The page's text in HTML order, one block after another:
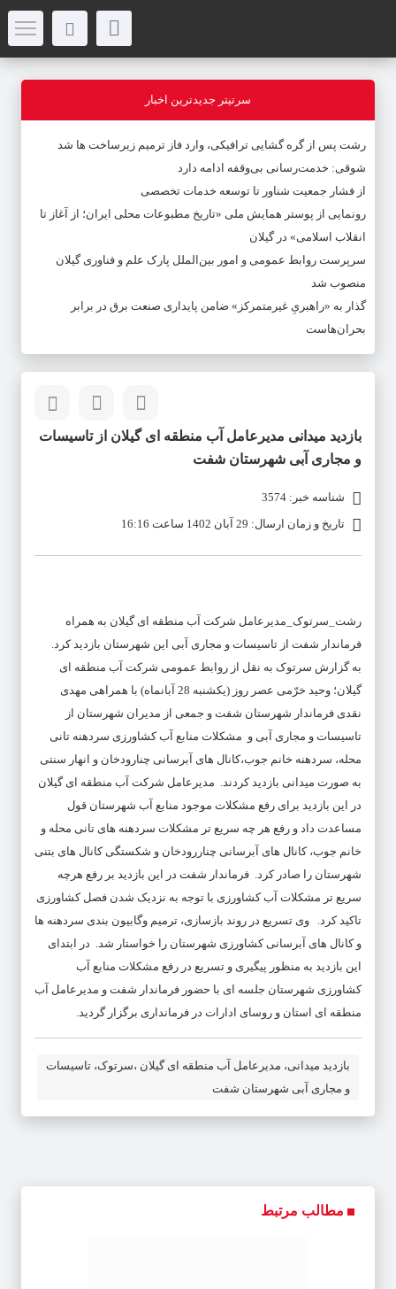
سرتیتر جدیدترین اخبار
رشت پس از گره گشایی ترافیکی، وارد فاز ترمیم زیرساخت ها شد
شوقی: خدمت‌رسانی بی‌وقفه ادامه دارد
از فشار جمعیت شناور تا توسعه خدمات تخصصی
رونمایی از پوستر همایش ملی «تاریخ مطبوعات محلی ایران؛ از آغاز تا
انقلاب اسلامی» در گیلان
سرپرست روابط عمومی و امور بین‌الملل پارک علم و فناوری گیلان
منصوب شد
گذار به «راهبریِ غیرمتمرکز» ضامن پایداری صنعت برق در برابر
بحران‌هاست
بازدید میدانی مدیرعامل آب منطقه ای گیلان از تاسیسات
و مجاری آبی شهرستان شفت
شناسه خبر: 3574
تاریخ و زمان ارسال: 29 آبان 1402 ساعت 16:16
رشت_سرتوک_مدیرعامل شرکت آب منطقه ای گیلان به همراه
فرماندار شفت از تاسیسات و مجاری آبی این شهرستان بازدید کرد.
به گزارش سرتوک به نقل از روابط عمومی شرکت آب منطقه ای
گیلان؛ وحید خرّمی عصر روز (یکشنبه 28 آبانماه) با همراهی مهدی
نقدی فرماندار شهرستان شفت و جمعی از مدیران شهرستان از
تاسیسات و مجاری آبی و مشکلات منابع آب کشاورزی سردهنه تانی
محله، سردهنه خانم جوب،کانال های آبرسانی چنارودخان و انهار سنتی
به صورت میدانی بازدید کردند. مدیرعامل شرکت آب منطقه ای گیلان
در این بازدید برای رفع مشکلات موجود منابع آب شهرستان قول
مساعدت داد و رفع هر چه سریع تر مشکلات سردهنه های تانی محله و
خانم جوب، کانال های آبرسانی چناررودخان و شکستگی کانال های بتنی
شهرستان را صادر کرد. فرماندار شفت در این بازدید بر رفع هرچه
سریع تر مشکلات آب کشاورزی با توجه به نزدیک شدن فصل کشاورزی
تاکید کرد. وی تسریع در روند بازسازی، ترمیم وگابیون بندی سردهنه ها
و کانال های آبرسانی کشاورزی شهرستان را خواستار شد. در ابتدای
این بازدید به منظور پیگیری و تسریع در رفع مشکلات منابع آب
کشاورزی شهرستان جلسه ای با حضور فرماندار شفت و مدیرعامل آب
منطقه ای استان و روسای ادارات در فرمانداری برگزار گردید.
بازدید میدانی، مدیرعامل آب منطقه ای گیلان ،سرتوک، تاسیسات
و مجاری آبی شهرستان شفت
مطالب مرتبط